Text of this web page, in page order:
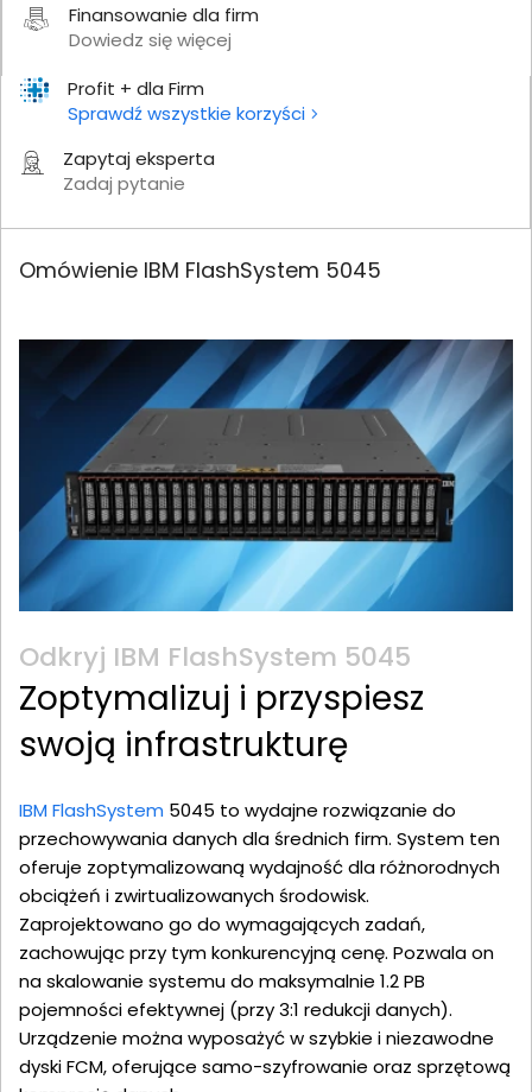
Profit + dla Firm
Sprawdź wszystkie korzyści
Zapytaj eksperta
Zadaj pytanie
Finansowanie dla firm
Dowiedz się więcej
Omówienie IBM FlashSystem 5045
Odkryj IBM FlashSystem 5045
Zoptymalizuj i przyspiesz
swoją infrastrukturę
IBM FlashSystem 5045 to wydajne rozwiązanie do
przechowywania danych dla średnich firm. System ten
oferuje zoptymalizowaną wydajność dla różnorodnych
obciążeń i zwirtualizowanych środowisk.
Zaprojektowano go do wymagających zadań,
zachowując przy tym konkurencyjną cenę. Pozwala on
na skalowanie systemu do maksymalnie 1.2 PB
pojemności efektywnej (przy 3:1 redukcji danych).
Urządzenie można wyposażyć w szybkie i niezawodne
dyski FCM, oferujące samo-szyfrowanie oraz sprzętową